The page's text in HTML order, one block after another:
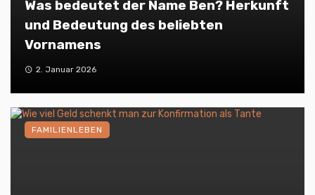
Was bedeutet der Name Ben? Herkunft
und Bedeutung des beliebten
Vornamens
2. Januar 2026
FAMILIENLEBEN